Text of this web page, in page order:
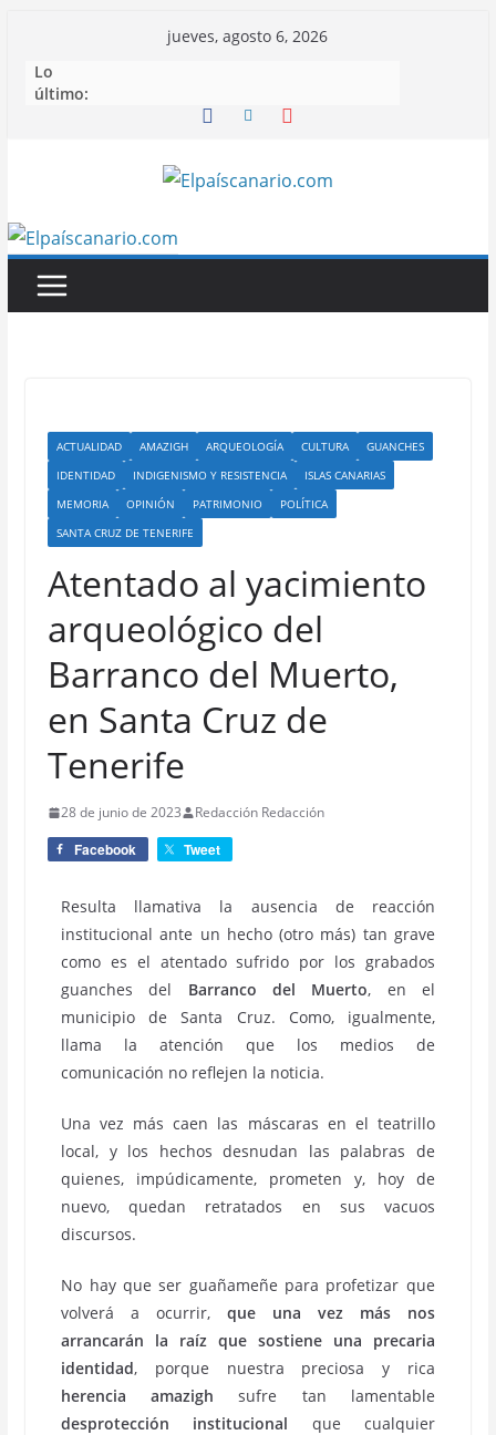
contenido
jueves, agosto 6, 2026
Lo
último:
ACTUALIDAD AMAZIGH ARQUEOLOGÍA CULTURA
GUANCHES
IDENTIDAD
INDIGENISMO Y RESISTENCIA
ISLAS CANARIAS
MEMORIA
OPINIÓN PATRIMONIO
POLÍTICA
SANTA CRUZ DE TENERIFE
Atentado al yacimiento
arqueológico del
Barranco del Muerto,
en Santa Cruz de
Tenerife
28 de junio de 2023 Redacción Redacción
Facebook Tweet
Resulta llamativa la ausencia de reacción
institucional ante un hecho (otro más) tan grave
como es el atentado sufrido por los grabados
guanches del Barranco del Muerto, en el
municipio de Santa Cruz. Como, igualmente,
llama la atención que los medios de
comunicación no reflejen la noticia.
Una vez más caen las máscaras en el teatrillo
local, y los hechos desnudan las palabras de
quienes, impúdicamente, prometen y, hoy de
nuevo, quedan retratados en sus vacuos
discursos.
No hay que ser guañameñe para profetizar que
volverá a ocurrir,que una vez más nos
arrancarán la raíz que sostiene una precaria
identidad, porque nuestra preciosa y rica
herencia amazigh sufre tan lamentable
desprotección institucional que cualquier